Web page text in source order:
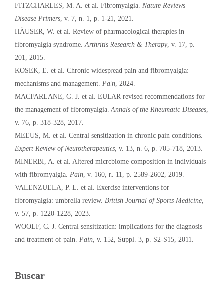
FITZCHARLES, M. A. et al. Fibromyalgia. Nature Reviews
Disease Primers , v. 7, n. 1, p. 1-21, 2021.
HÄUSER, W. et al. Review of pharmacological therapies in
fibromyalgia syndrome. Arthritis Research & Therapy, v. 17, p.
201, 2015.
KOSEK, E. et al. Chronic widespread pain and fibromyalgia:
mechanisms and management. Pain , 2024.
MACFARLANE, G. J. et al. EULAR revised recommendations for
the management of fibromyalgia. Annals of the Rheumatic Diseases
v. 76, p. 318-328, 2017.
MEEUS, M. et al. Central sensitization in chronic pain conditions.
Expert Review of Neurotherapeutics , v. 13, n. 6, p. 705-718, 2013.
MINERBI, A. et al. Altered microbiome composition in individuals
with fibromyalgia. Pain , v. 160, n. 11, p. 2589-2602, 2019.
VALENZUELA, P. L. et al. Exercise interventions for
fibromyalgia: umbrella review. British Journal of Sports Medicine
v. 57, p. 1220-1228, 2023.
WOOLF, C. J. Central sensitization: implications for the diagnosis
and treatment of pain. Pain , v. 152, Suppl. 3, p. S2-S15, 2011.
Buscar